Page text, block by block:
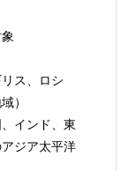
ス、ロシ
）
インド、東
ジア太平洋